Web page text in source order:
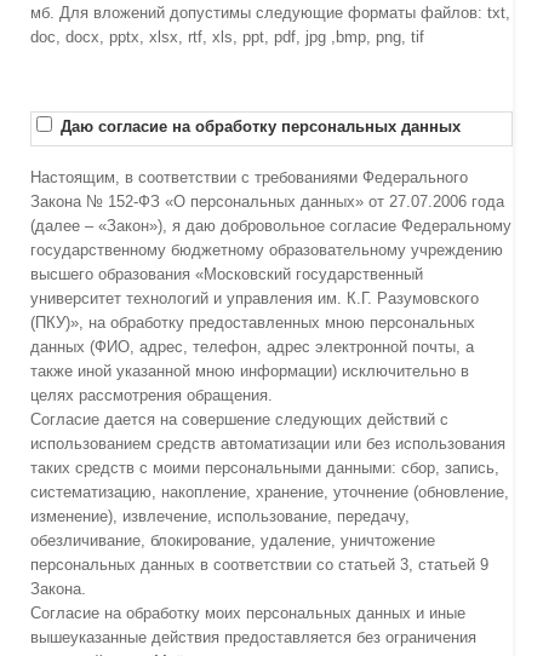
мб. Для вложений допустимы следующие форматы файлов: txt,
doc, docx, pptx, xlsx, rtf, xls, ppt, pdf, jpg ,bmp, png, tif
Даю согласие на обработку персональных данных
Настоящим, в соответствии с требованиями Федерального
Закона № 152-ФЗ «О персональных данных» от 27.07.2006 года
(далее – «Закон»), я даю добровольное согласие Федеральному
государственному бюджетному образовательному учреждению
высшего образования «Московский государственный
университет технологий и управления им. К.Г. Разумовского
(ПКУ)», на обработку предоставленных мною персональных
данных (ФИО, адрес, телефон, адрес электронной почты, а
также иной указанной мною информации) исключительно в
целях рассмотрения обращения.
Согласие дается на совершение следующих действий с
использованием средств автоматизации или без использования
таких средств с моими персональными данными: сбор, запись,
систематизацию, накопление, хранение, уточнение (обновление,
изменение), извлечение, использование, передачу,
обезличивание, блокирование, удаление, уничтожение
персональных данных в соответствии со статьей 3, статьей 9
Закона.
Согласие на обработку моих персональных данных и иные
вышеуказанные действия предоставляется без ограничения